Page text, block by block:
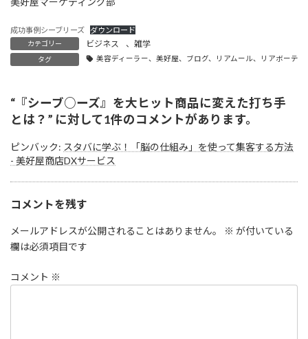
成功事例シーブリーズ ダウンロード
カテゴリー ビジネス 、 雑学
タグ 美容ディーラー、美好屋、ブログ、リアムール、リアボーテ
“ 『シーブ○ーズ』を大ヒット商品に変えた打ち手
とは？ ” に対して1件のコメントがあります。
ピンバック: スタバに学ぶ！「脳の仕組み」を使って集客する方法
- 美好屋商店DXサービス
コメントを残す
メールアドレスが公開されることはありません。 ※ が付いている
欄は必須項目です
コメント ※